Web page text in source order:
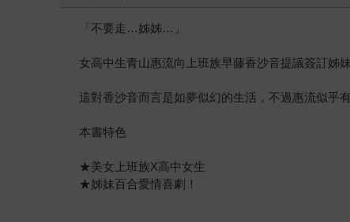
「不要走…姊姊…」
女高中生青山惠流向上班族早藤香沙音提議簽訂姊
這對香沙音而言是如夢似幻的生活，不過惠流似乎
本書特色
★美女上班族X高中女生
★姊妹百合愛情喜劇！